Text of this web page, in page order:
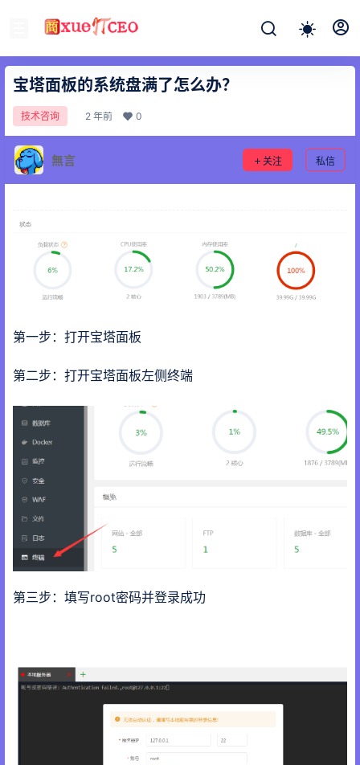
宝塔面板的系统盘满了怎么办？
技术咨询 2 年前 0
無言 关注 私信
第一步：打开宝塔面板
第二步：打开宝塔面板左侧终端
第三步：填写root密码并登录成功